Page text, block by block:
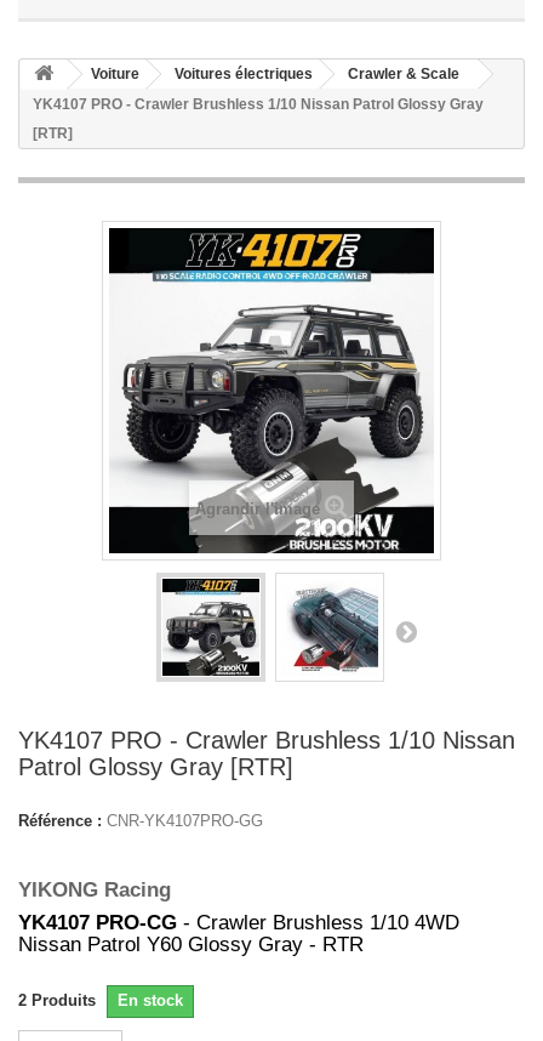
Voiture Voitures électriques
Crawler & Scale
YK4107 PRO - Crawler Brushless 1/10 Nissan Patrol Glossy Gray
[RTR]
Agrandir l'image
YK4107 PRO - Crawler Brushless 1/10 Nissan
Patrol Glossy Gray [RTR]
Référence : CNR-YK4107PRO-GG
YIKONG Racing
YK4107 PRO-CG - Crawler Brushless 1/10 4WD
Nissan Patrol Y60 Glossy Gray - RTR
2 Produits En stock